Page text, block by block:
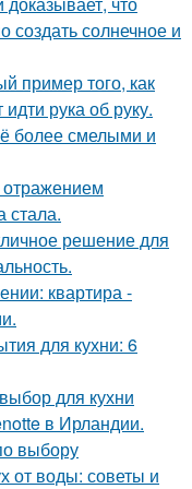
солнечное и
пример того, как
рука об руку.
более смелыми и
стала.
решение для
квартира -
для кухни: 6
для кухни
в Ирландии.
выбору
от воды: советы и